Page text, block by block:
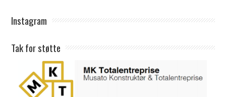
Instagram
Tak for støtte